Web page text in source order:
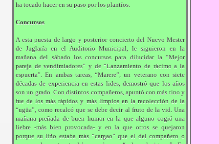
ha tocado hacer en su paso por los plantíos.
Concursos
A esta puesta de largo y posterior concierto del Nuevo Mester
de Juglaría en el Auditorio Municipal, le siguieron en la
mañana del sábado los concursos para dilucidar la “Mejor
pareja de vendimiadores” y de “Lanzamiento de rácimo a la
espuerta”. En ambas tareas, “Marere”, un veterano con siete
décadas de experiencia en estas lides, demostró que los años
son un grado. Con distintos compañeros, apuntó con más tino y
fue de los más rápidos y más limpios en la recolección de la
“ugüa”, como recalcó que se debe decir al fruto de la vid. Una
mañana preñada de buen humor en la que alguno cogió una
liebre -más bien provocada- y en la que otros se quejaron
porque su liño estaba más “cargao” que el del compañero o